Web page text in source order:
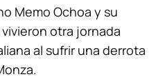
Memo Ochoa y su
otra jornada
al sufrir una derrota